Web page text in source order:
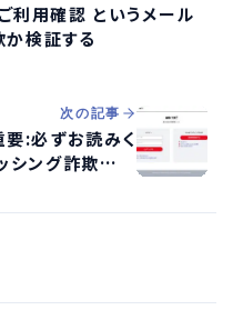
利用確認 というメール
か検証する
次の記事
要:必ずお読みく
シング詐欺か検